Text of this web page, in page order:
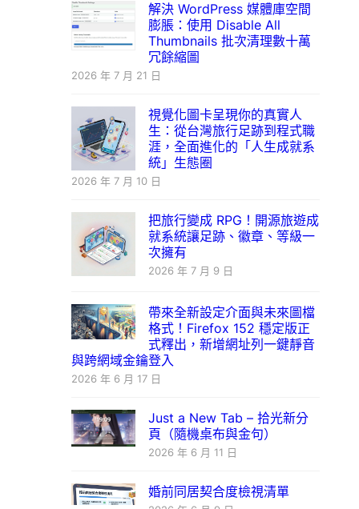
解決 WordPress 媒體庫空間
膨脹：使用 Disable All
Thumbnails 批次清理數十萬
冗餘縮圖
2026 年 7 月 21 日
視覺化圖卡呈現你的真實人
生：從台灣旅行足跡到程式職
涯，全面進化的「人生成就系
統」生態圈
2026 年 7 月 10 日
把旅行變成 RPG！開源旅遊成
就系統讓足跡、徽章、等級一
次擁有
2026 年 7 月 9 日
帶來全新設定介面與未來圖檔
格式！Firefox 152 穩定版正
式釋出，新增網址列一鍵靜音
與跨網域金鑰登入
2026 年 6 月 17 日
Just a New Tab – 拾光新分
頁（隨機桌布與金句）
2026 年 6 月 11 日
婚前同居契合度檢視清單